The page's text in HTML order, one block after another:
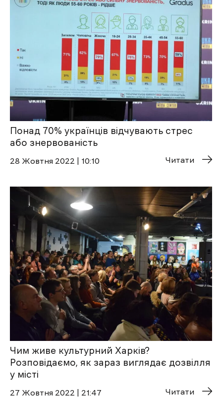
Понад 70% українців відчувають стрес
або знервованість
28 Жовтня 2022 | 10:10 Читати
Чим живе культурний Харків?
Розповідаємо, як зараз виглядає дозвілля
у місті
27 Жовтня 2022 | 21:47 Читати